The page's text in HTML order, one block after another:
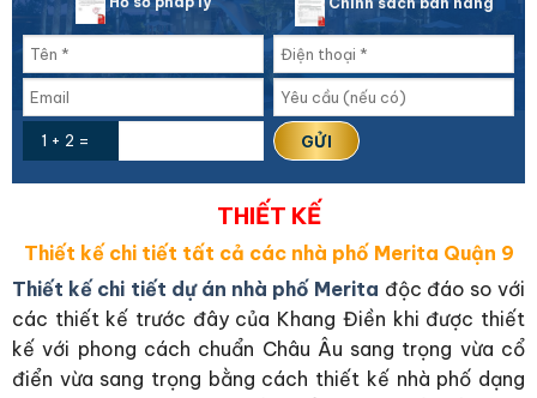
1 + 2 =
THIẾT KẾ
Thiết kế chi tiết tất cả các nhà phố Merita Quận 9
Thiết kế chi tiết dự án nhà phố Merita độc đáo so với
các thiết kế trước đây của Khang Điền khi được thiết
kế với phong cách chuẩn Châu Âu sang trọng vừa cổ
điển vừa sang trọng bằng cách thiết kế nhà phố dạng